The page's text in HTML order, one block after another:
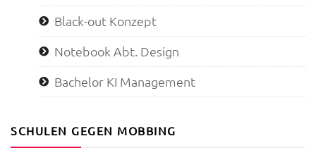
Black-out Konzept
Notebook Abt. Design
Bachelor KI Management
SCHULEN GEGEN MOBBING